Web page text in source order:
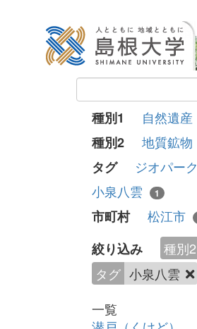
種別1 自然遺産
種別2 地質鉱物
タグ ジオパーク
小泉八雲
1
市町村 松江市
絞り込み 種別2
タグ 小泉八雲
一覧